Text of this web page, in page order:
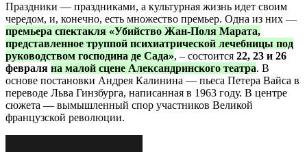
Праздники — праздниками, а культурная жизнь идет своим
чередом, и, конечно, есть множество премьер. Одна из них —
премьера спектакля «Убийство Жан-Поля Марата,
представленное труппой психиатрической лечебницы под
руководством господина де Сада», – состоится 22, 23 и 26
февраля на малой сцене Александринского театра. В
основе постановки Андрея Калинина — пьеса Петера Вайса в
переводе Льва Гинзбурга, написанная в 1963 году. В центре
сюжета — вымышленный спор участников Великой
французской революции.